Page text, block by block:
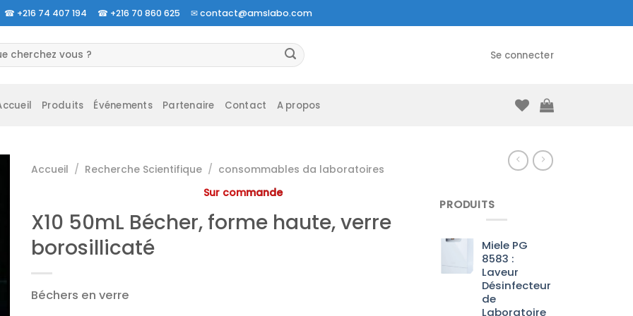
☎ +216 74 407 194 ☎ +216 70 860 625 ✉contact@amslabo.com
Se connecter
Produits Événements Partenaire Contact A propos
Accueil / Recherche Scientifique / consommables da laboratoires
Sur commande
X10 50mL Bécher, forme haute, verre
borosillicaté
Béchers en verre
PRODUITS
Miele PG
8583 :
Laveur
Désinfecteur
de
Laboratoire